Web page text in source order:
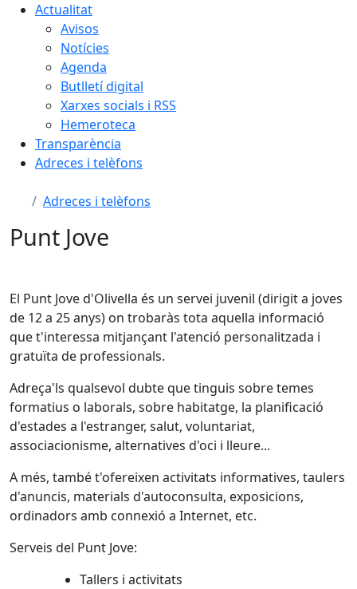
Actualitat
Avisos
Notícies
Agenda
Butlletí digital
Xarxes socials i RSS
Hemeroteca
Transparència
Adreces i telèfons
Adreces i telèfons
Punt Jove
El Punt Jove d'Olivella és un servei juvenil (dirigit a joves
de 12 a 25 anys) on trobaràs tota aquella informació
que t'interessa mitjançant l'atenció personalitzada i
gratuïta de professionals.
Adreça'ls qualsevol dubte que tinguis sobre temes
formatius o laborals, sobre habitatge, la planificació
d'estades a l'estranger, salut, voluntariat,
associacionisme, alternatives d'oci i lleure...
A més, també t'ofereixen activitats informatives, taulers
d'anuncis, materials d'autoconsulta, exposicions,
ordinadors amb connexió a Internet, etc.
Serveis del Punt Jove:
Tallers i activitats